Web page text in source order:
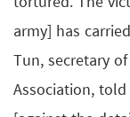
army] has
Tun, secretary
Association, told